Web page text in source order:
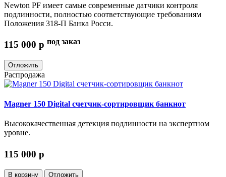
Newton PF имеет самые современные датчики контроля
подлинности, полностью соответствующие требованиям
Положения 318-П Банка Росси.
115 000 p под заказ
Отложить
Распродажа
Magner 150 Digital счетчик-сортировщик банкнот
Высококачественная детекция подлинности на экспертном
уровне.
115 000 p
В корзину Отложить